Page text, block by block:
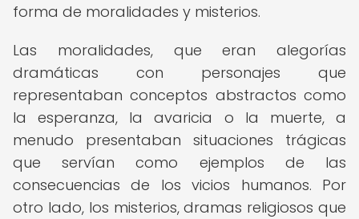
forma de moralidades y misterios.
Las moralidades, que eran alegorías
dramáticas con personajes que
representaban conceptos abstractos como
la esperanza, la avaricia o la muerte, a
menudo presentaban situaciones trágicas
que servían como ejemplos de las
consecuencias de los vicios humanos. Por
otro lado, los misterios, dramas religiosos que